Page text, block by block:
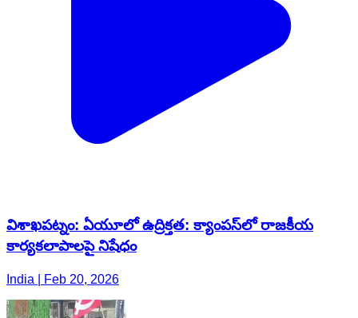
విశాఖపట్నం: ఏయూలో ఉద్రిక్తత: క్యాంపస్‌లో రాజకీయ
కార్యకలాపాలపై నిషేధం
India | Feb 20, 2026